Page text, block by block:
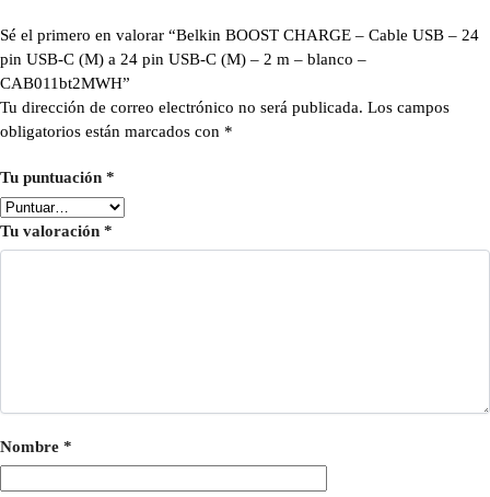
Sé el primero en valorar “Belkin BOOST CHARGE – Cable USB – 24
pin USB-C (M) a 24 pin USB-C (M) – 2 m – blanco –
CAB011bt2MWH”
Tu dirección de correo electrónico no será publicada. Los campos
obligatorios están marcados con *
Tu puntuación *
Tu valoración *
Nombre *